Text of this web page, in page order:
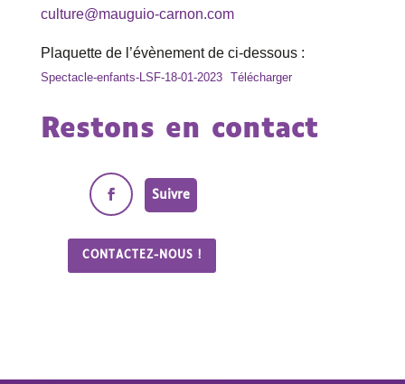
culture@mauguio-carnon.com
Plaquette de l’évènement de ci-dessous :
Spectacle-enfants-LSF-18-01-2023 Télécharger
Restons en contact
Suivre
CONTACTEZ-NOUS !